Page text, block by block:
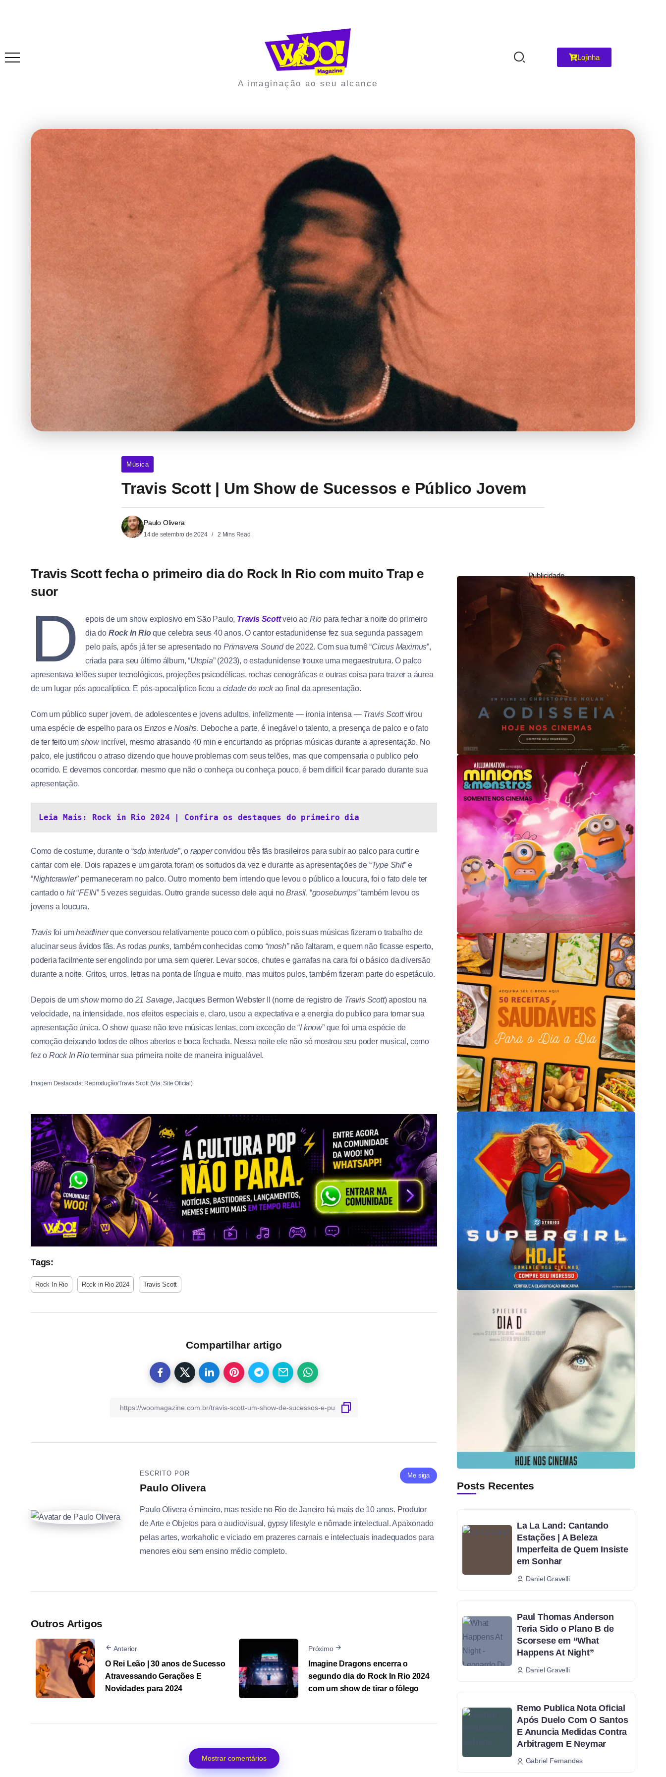
A imaginação ao seu alcance
Lojinha
Música
Travis Scott | Um Show de Sucessos e Público Jovem
Paulo Olivera
14 de setembro de 2024 2 Mins Read
Travis Scott fecha o primeiro dia do Rock In Rio com muito Trap e
suor
D epois de um show explosivo em São Paulo, Travis Scottveio ao Rio para fechar a noite do primeiro
dia do Rock In Rioque celebra seus 40 anos. O cantor estadunidense fez sua segunda passagem
pelo país, após já ter se apresentado noPrimavera Soundde 2022. Com sua turnê “Circus Maximus”,
criada para seu último álbum, “Utopia” (2023), o estadunidense trouxe uma megaestrutura. O palco
apresentava telões super tecnológicos, projeções psicodélicas, rochas cenográficas e outras coisa para trazer a áurea
de um lugar pós apocalíptico. E pós-apocalíptico ficou a cidade do rockao final da apresentação.
Com um público super jovem, de adolescentes e jovens adultos, infelizmente — ironia intensa — Travis Scottvirou
uma espécie de espelho para os EnzoseNoahs. Deboche a parte, é inegável o talento, a presença de palco e o fato
de ter feito um showincrível, mesmo atrasando 40 min e encurtando as próprias músicas durante a apresentação. No
palco, ele justificou o atraso dizendo que houve problemas com seus telões, mas que compensaria o publico pelo
ocorrido. E devemos concordar, mesmo que não o conheça ou conheça pouco, é bem difícil ficar parado durante sua
apresentação.
Leia Mais: Rock in Rio 2024 | Confira os destaques do primeiro dia
Como de costume, durante o “sdp interlude”, o rapperconvidou três fãs brasileiros para subir ao palco para curtir e
cantar com ele. Dois rapazes e um garota foram os sortudos da vez e durante as apresentações de “Type Shit” e
“Nightcrawler” permaneceram no palco. Outro momento bem intendo que levou o público a loucura, foi o fato dele ter
cantado o hit“FE!N” 5 vezes seguidas. Outro grande sucesso dele aqui noBrasil, “goosebumps”também levou os
jovens a loucura.
Travisfoi umheadlinerque conversou relativamente pouco com o público, pois suas músicas fizeram o trabalho de
alucinar seus ávidos fãs. As rodaspunks, também conhecidas como “mosh”não faltaram, e quem não ficasse esperto,
poderia facilmente ser engolindo por uma sem querer. Levar socos, chutes e garrafas na cara foi o básico da diversão
durante a noite. Gritos, urros, letras na ponta de língua e muito, mas muitos pulos, também fizeram parte do espetáculo.
Depois de umshowmorno do 21 Savage, Jacques Bermon Webster II (nome de registro de Travis Scott) apostou na
velocidade, na intensidade, nos efeitos especiais e, claro, usou a expectativa e a energia do publico para tornar sua
apresentação única. O show quase não teve músicas lentas, com exceção de “I know” que foi uma espécie de
comoção deixando todos de olhos abertos e boca fechada. Nessa noite ele não só mostrou seu poder musical, como
fez o Rock In Rioterminar sua primeira noite de maneira inigualável.
Imagem Destacada: Reprodução/Travis Scott (Via: Site Oficial)
Tags:
Rock In Rio Rock in Rio 2024 Travis Scott
Compartilhar artigo
Me siga
ESCRITO POR
Paulo Olivera
Paulo Olivera é mineiro, mas reside no Rio de Janeiro há mais de 10 anos. Produtor
de Arte e Objetos para o audiovisual, gypsy lifestyle e nômade intelectual. Apaixonado
pelas artes, workaholic e viciado em prazeres carnais e intelectuais inadequados para
menores e/ou sem ensino médio completo.
Outros Artigos
Anterior
O Rei Leão | 30 anos de Sucesso
Atravessando Gerações E
Novidades para 2024
Próximo
Imagine Dragons encerra o
segundo dia do Rock In Rio 2024
com um show de tirar o fôlego
Mostrar comentários
Publicidade
Posts Recentes
La La Land: Cantando
Estações | A Beleza
Imperfeita de Quem Insiste
em Sonhar
Daniel Gravelli
Paul Thomas Anderson
Teria Sido o Plano B de
Scorsese em “What
Happens At Night”
Daniel Gravelli
Remo Publica Nota Oficial
Após Duelo Com O Santos
E Anuncia Medidas Contra
Arbitragem E Neymar
Gabriel Fernandes